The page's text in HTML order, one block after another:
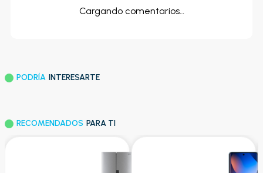
Cargando comentarios…
PODRÍA INTERESARTE
RECOMENDADOS PARA TI